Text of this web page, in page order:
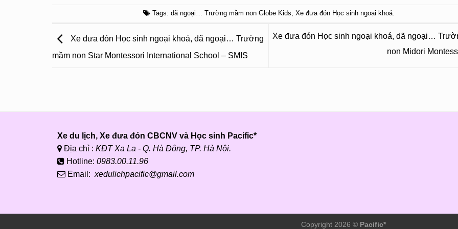
Tags: dã ngoại… Trường mầm non Globe Kids, Xe đưa đón Học sinh ngoại khoá.
Xe đưa đón Học sinh ngoại khoá, dã ngoại… Trường
mầm non Star Montessori International School – SMIS
Xe đưa đón Học sinh ngoại khoá, dã ngoại…
non Midori
Xe du lịch, Xe đưa đón CBCNV và Học sinh Pacific*
Địa chỉ : KĐT Xa La - Q. Hà Đông, TP. Hà Nội.
Hotline: 0983.00.11.96
Email: xedulichpacific@gmail.com
Copyright 2026 © Pacific*